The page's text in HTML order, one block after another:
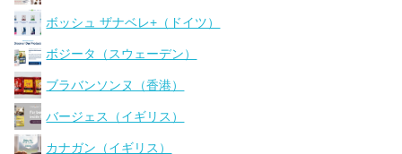
ボッシュ ザナベレ+（ドイツ）
ボジータ（スウェーデン）
ブラバンソンヌ（香港）
バージェス（イギリス）
カナガン（イギリス）